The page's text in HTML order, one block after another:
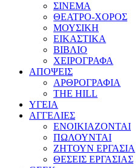
ΣΙΝΕΜΑ
ΘΕΑΤΡΟ-ΧΟΡΟΣ
ΜΟΥΣΙΚΗ
ΕΙΚΑΣΤΙΚΑ
ΒΙΒΛΙΟ
ΧΕΙΡΟΓΡΑΦΑ
ΑΠΟΨΕΙΣ
ΑΡΘΡΟΓΡΑΦΙΑ
THE HILL
ΥΓΕΙΑ
ΑΓΓΕΛΙΕΣ
ΕΝΟΙΚΙΑΖΟΝΤΑΙ
ΠΩΛΟΥΝΤΑΙ
ΖΗΤΟΥΝ ΕΡΓΑΣΙΑ
ΘΕΣΕΙΣ ΕΡΓΑΣΙΑΣ